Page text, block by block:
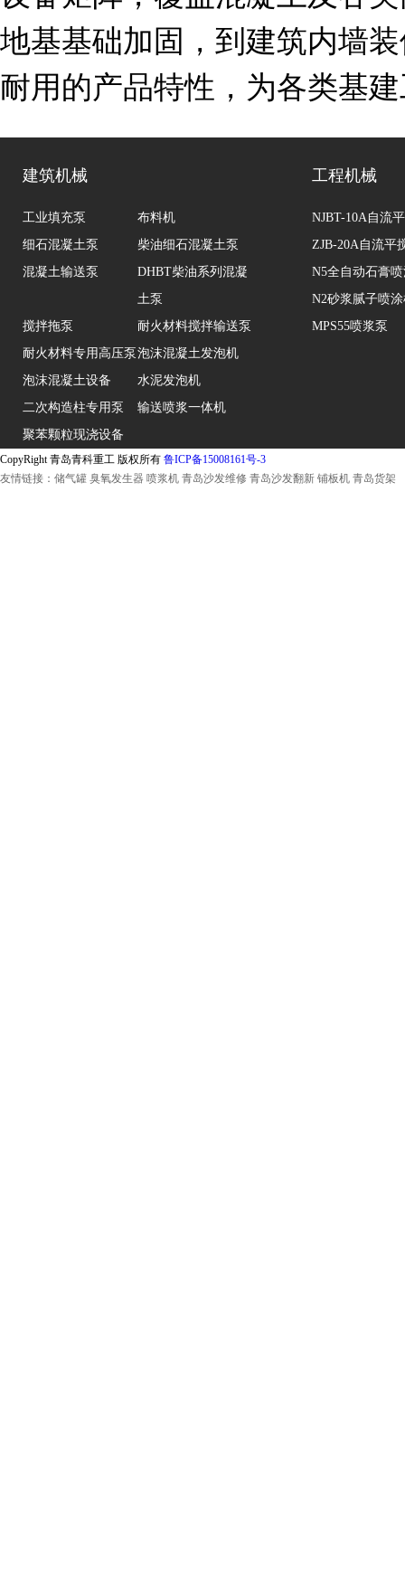
地基基础加固，到建筑内墙
耐用的产品特性，为各类基
建筑机械
工业填充泵
布料机
细石混凝土泵
柴油细石混凝土泵
混凝土输送泵
DHBT柴油系列混凝
土泵
搅拌拖泵
耐火材料搅拌输送泵
耐火材料专用高压泵 泡沫混凝土发泡机
泡沫混凝土设备
水泥发泡机
二次构造柱专用泵
输送喷浆一体机
聚苯颗粒现浇设备
工程机械
NJBT-10A自流
ZJB-20A自流平
N5全自动石膏
N2砂浆腻子喷
MPS55喷浆泵
CopyRight 青岛青科重工 版权所有 鲁ICP备15008161号-3
友情链接： 储气罐 臭氧发生器 喷浆机 青岛沙发维修 青岛沙发翻新 铺板机 青岛货架